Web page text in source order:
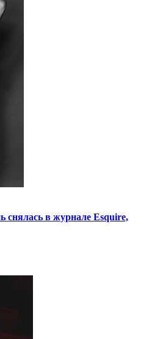
снялась в журнале Esquire,